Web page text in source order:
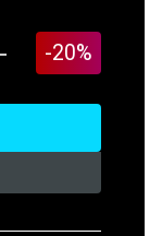
-20%